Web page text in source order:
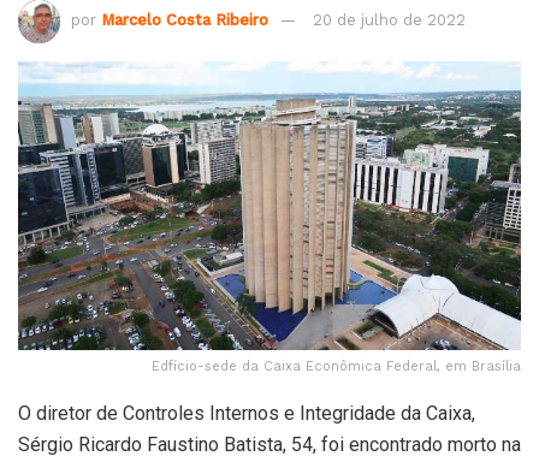
por Marcelo Costa Ribeiro 20 de julho de 2022
Edfício-sede da Caixa Econômica Federal, em Brasília
O diretor de Controles Internos e Integridade da Caixa,
Sérgio Ricardo Faustino Batista, 54, foi encontrado morto na